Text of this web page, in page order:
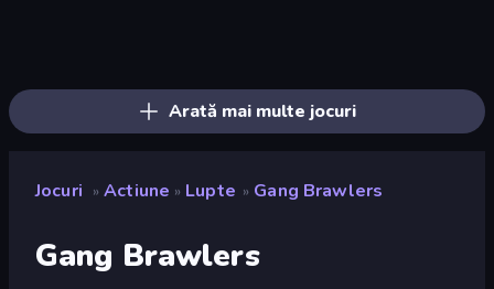
Arată mai multe jocuri
Jocuri » Actiune » Lupte » Gang Brawlers
Gang Brawlers